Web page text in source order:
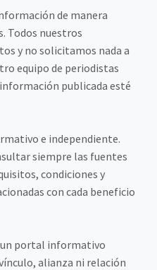
de manera
Todos nuestros
y no solicitamos nada a
equipo de periodistas
publicada esté
e independiente.
siempre las fuentes
condiciones y
con cada beneficio
un portal informativo
alianza ni relación